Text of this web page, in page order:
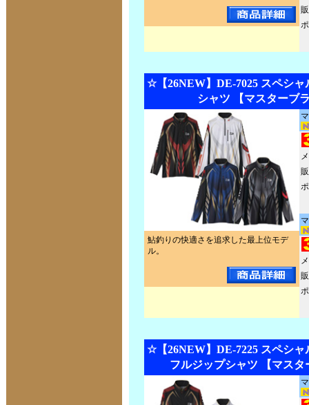
☆【26NEW】DE-7025 スペシャ
シャツ 【マスターブ
鮎釣りの快適さを追求した最上位モデ
ル。
☆【26NEW】DE-7225 スペシャ
フルジップシャツ 【マスタ